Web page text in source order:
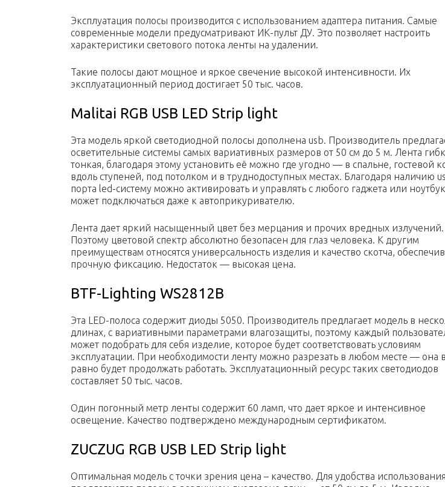
Эксплуатация полосы производится с использованием адаптера питания. Самые
современные модели предусматривают ИК-пульт ДУ. Это позволяет настроить
характеристики светового потока ленты на удалении.
Такие полосы дают мощное и яркое свечение высокой интенсивности. Их
эксплуатационный период достигает 50 тыс. часов.
Malitai RGB USB LED Strip light
Эта модель яркой светодиодной полосы дополнена usb. Производитель
осветительные системы самых вариативных размеров от 50 см до 5 м. Лента
тонкая, благодаря этому установить её можно где угодно — в спальне, гостевой
вдоль ступеней, под потолком и в труднодоступных местах. Благодаря наличию
порта led-систему можно активировать и управлять с любого гаджета или
может подключаться даже к автоприкуривателю.
Лента дает яркий насыщенный цвет без мерцания и прочих вредных излучений.
Поэтому цветовой спектр абсолютно безопасен для глаз человека. К другим
преимуществам относятся универсальность изделия и качество скотча,
прочную фиксацию. Недостаток — высокая цена.
BTF-Lighting WS2812B
Эта LED-полоса содержит диоды 5050. Производитель предлагает модель в
длинах, с вариативными параметрами влагозащиты, поэтому каждый
может подобрать для себя изделие, которое будет соответствовать условиям
эксплуатации. При необходимости ленту можно разрезать в любом месте — она
равно будет продолжать работать. Эксплуатационный ресурс таких светодиодов
составляет 50 тыс. часов.
Один погонный метр ленты содержит 60 ламп, что дает яркое и интенсивное
освещение. Качество подтверждено международным сертификатом.
ZUCZUG RGB USB LED Strip light
Оптимальная модель с точки зрения цена – качество. Для удобства использования